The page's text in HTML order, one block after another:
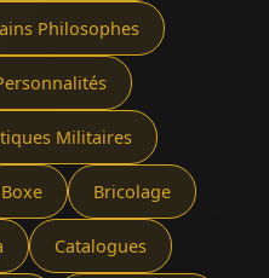
Philosophes
Militaires
Boxe Bricolage
Catalogues